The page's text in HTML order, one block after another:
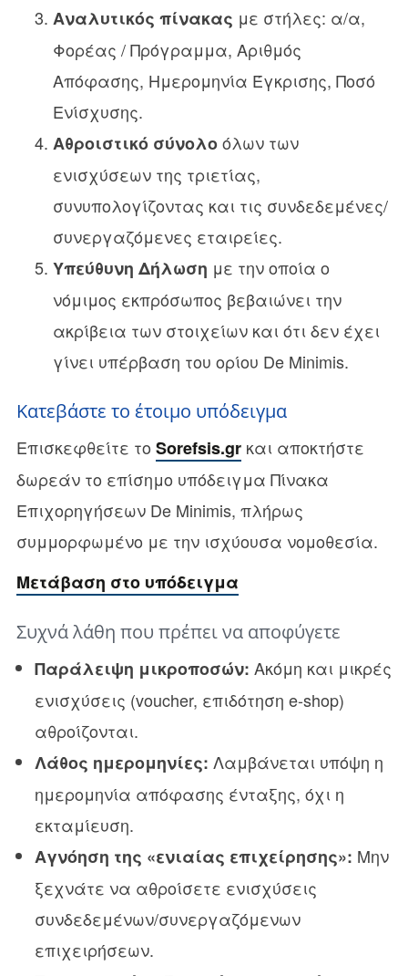
Αναλυτικός πίνακας με στήλες: α/α,
Φορέας / Πρόγραμμα, Αριθμός
Απόφασης, Ημερομηνία Έγκρισης, Ποσό
Ενίσχυσης.
Αθροιστικό σύνολοόλων των
ενισχύσεων της τριετίας,
συνυπολογίζοντας και τις συνδεδεμένες/
συνεργαζόμενες εταιρείες.
Υπεύθυνη Δήλωση με την οποία ο
νόμιμος εκπρόσωπος βεβαιώνει την
ακρίβεια των στοιχείων και ότι δεν έχει
γίνει υπέρβαση του ορίου De Minimis.
Κατεβάστε το έτοιμο υπόδειγμα
Επισκεφθείτε το Sorefsis.grκαι αποκτήστε
δωρεάν το επίσημο υπόδειγμα Πίνακα
Επιχορηγήσεων De Minimis, πλήρως
συμμορφωμένο με την ισχύουσα νομοθεσία.
Μετάβαση στο υπόδειγμα
Συχνά λάθη που πρέπει να αποφύγετε
Παράλειψη μικροποσών: Ακόμη και μικρές
ενισχύσεις (voucher, επιδότηση e-shop)
αθροίζονται.
Λάθος ημερομηνίες: Λαμβάνεται υπόψη η
ημερομηνία απόφασης ένταξης, όχι η
εκταμίευση.
Αγνόηση της «ενιαίας επιχείρησης»: Μην
ξεχνάτε να αθροίσετε ενισχύσεις
συνδεδεμένων/συνεργαζόμενων
επιχειρήσεων.